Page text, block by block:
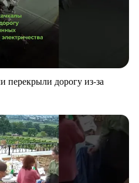
перекрыли дорогу из-за